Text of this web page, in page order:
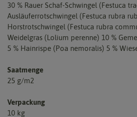
30 % Rauer Schaf-Schwingel (Festuca
Ausläuferrotschwingel (Festuca rubra
Horstrotschwingel (Festuca rubra
Weidelgras (Lolium perenne) 10 %
5 % Hainrispe (Poa nemoralis) 5 %
Saatmenge
25 g/m2
Verpackung
10 kg